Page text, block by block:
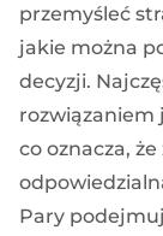
przemyśleć
jakie można
decyzji.
rozwiązaniem
co oznacza,
Pary